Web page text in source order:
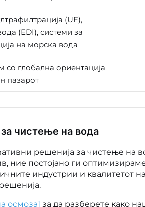
(UF),
(EDI), системи за
на морска вода
со глобална ориентација
пазарот
чистење на вода
решенија за чистење на
ние постојано ги
индустрии и квалитетот на
осмоза] за да разберете како